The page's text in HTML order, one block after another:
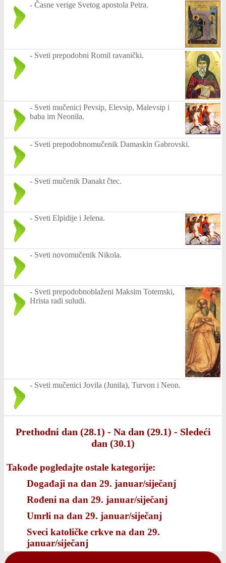
- Časne verige Svetog apostola Petra.
- Sveti prepodobni Romil ravanički.
- Sveti mučenici Pevsip, Elevsip, Malevsip i
baba im Neonila.
- Sveti prepodobnomučenik Damaskin Gabrovski.
- Sveti mučenik Danakt čtec.
- Sveti Elpidije i Jelena.
- Sveti novomučenik Nikola.
- Sveti prepodobnoblaženi Maksim Totemski,
Hrista radi suludi.
- Sveti mučenici Jovila (Junila), Turvon i Neon.
Prethodni dan (28.1) - Na dan (29.1) - Sledeći
dan (30.1)
Takođe pogledajte ostale kategorije:
Događaji na dan 29. januar/siječanj
Rođeni na dan 29. januar/siječanj
Umrli na dan 29. januar/siječanj
Sveci katoličke crkve na dan 29.
januar/siječanj